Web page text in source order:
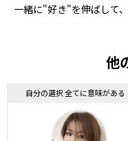
一緒に"好き"を伸ばして
他
自分の選択 全てに意味がある